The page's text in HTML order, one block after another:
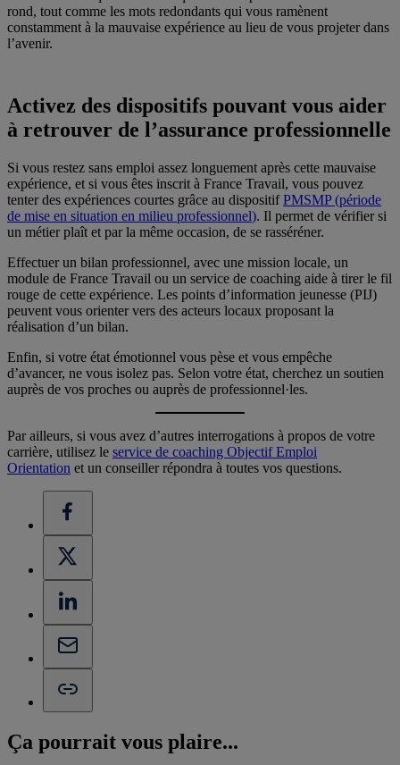
rond, tout comme les mots redondants qui vous ramènent
constamment à la mauvaise expérience au lieu de vous projeter dans
l’avenir.
Activez des dispositifs pouvant vous aider
à retrouver de l’assurance professionnelle
Si vous restez sans emploi assez longuement après cette mauvaise
expérience, et si vous êtes inscrit à France Travail, vous pouvez
tenter des expériences courtes grâce au dispositifPMSMP (période
de mise en situation en milieu professionnel). Il permet de vérifier si
un métier plaît et par la même occasion, de se rasséréner.
Effectuer un bilan professionnel, avec une mission locale, un
module de France Travail ou un service de coaching aide à tirer le fil
rouge de cette expérience. Les points d’information jeunesse (PIJ)
peuvent vous orienter vers des acteurs locaux proposant la
réalisation d’un bilan.
Enfin, si votre état émotionnel vous pèse et vous empêche
d’avancer, ne vous isolez pas. Selon votre état, cherchez un soutien
auprès de vos proches ou auprès de professionnel·les.
Par ailleurs, si vous avez d’autres interrogations à propos de votre
carrière, utilisez le service de coaching Objectif Emploi
Orientation et un conseiller répondra à toutes vos questions.
Ça pourrait vous plaire...